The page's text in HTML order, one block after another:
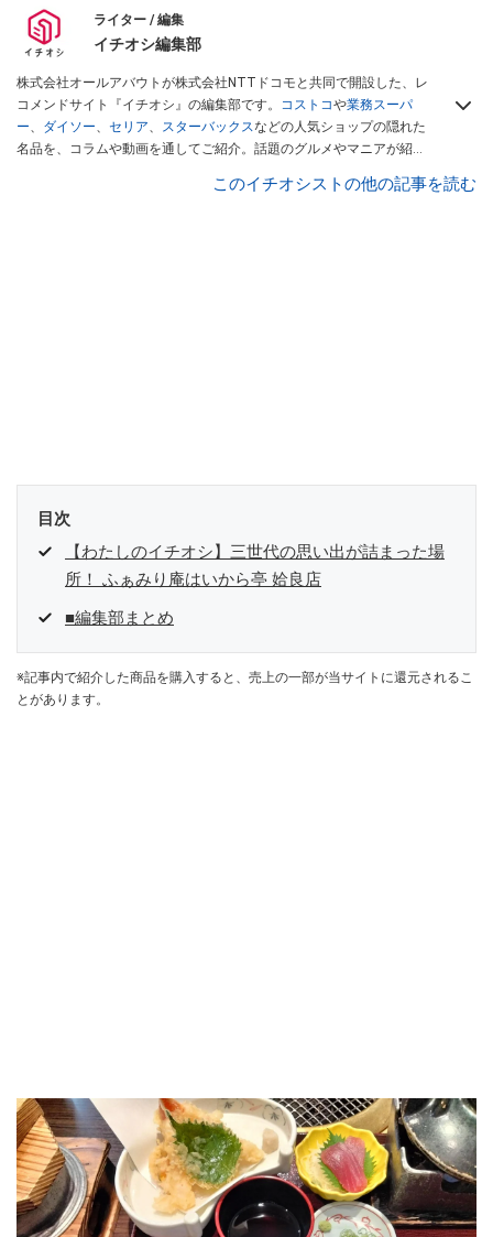
ライター / 編集
イチオシ編集部
株式会社オールアバウトが株式会社NTTドコモと共同で開設した、レ
コメンドサイト『イチオシ』の編集部です。 コストコや業務スーパ
ー、 ダイソー、 セリア、 スターバックスなどの人気ショップの隠れた
名品を、コラムや動画を通してご紹介。話題のグルメやマニアが紹介
インフルエンサーが実際に使用してレビューしています。毎日トレン
このイチオシストの他の記事を読む
目次
【わたしのイチオシ】三世代の思い出が詰まった場
所！ ふぁみり庵はいから亭 姶良店
■編集部まとめ
※記事内で紹介した商品を購入すると、売上の一部が当サイトに還元されるこ
とがあります。